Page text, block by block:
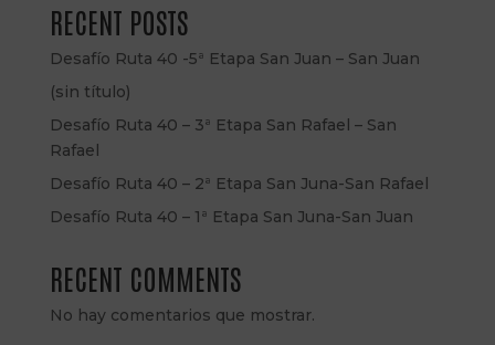
RECENT POSTS
Desafío Ruta 40 -5ª Etapa San Juan – San Juan
(sin título)
Desafío Ruta 40 – 3ª Etapa San Rafael – San
Rafael
Desafío Ruta 40 – 2ª Etapa San Juna-San Rafael
Desafío Ruta 40 – 1ª Etapa San Juna-San Juan
RECENT COMMENTS
No hay comentarios que mostrar.